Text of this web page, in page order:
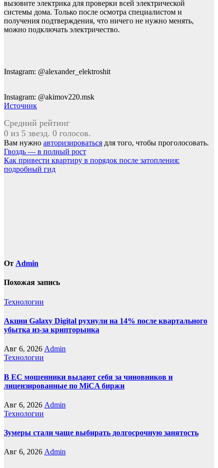
вызовите электрика для проверки всей электрической
системы дома. Только после осмотра специалистом и
получения подтверждения, что ничего не нужно менять,
можно подключать электричество.
Instagram: @alexander_elektroshit
Instagram: @akimov220.msk
Источник
Средний рейтинг
0 из 5 звезд. 0 голосов.
Вам нужно авторизироваться для того, чтобы проголосовать.
Навигация
по
Гвоздь — в полный рост
Как привести квартиру в порядок после затопления:
подробный гид
От Admin
Похожая запись
Технологии
Акции Galaxy Digital рухнули на 14% после квартального
убытка из-за крипторынка
Авг 6, 2026 Admin
Технологии
В ЕС мошенники выдают себя за чиновников и
лицензированные по MiCA биржи
Авг 6, 2026 Admin
Технологии
Зумеры стали чаще выбирать долгосрочную занятость
Авг 6, 2026 Admin